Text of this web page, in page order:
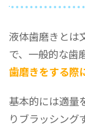
液体歯磨きとは
で、一般的な歯
歯磨きをする際
基本的には適量
りブラッシング